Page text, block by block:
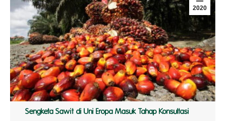
2020
Sengketa Sawit di Uni Eropa Masuk Tahap Konsultasi